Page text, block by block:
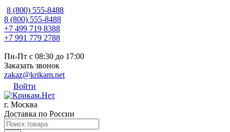
8 (800) 555-8488
8 (800) 555-8488
+7 499 719 8388
+7 991 779 2788
Пн-Пт с 08:30 до 17:00
Заказать звонок
zakaz@krikam.net
Войти
г. Москва
Доставка по России